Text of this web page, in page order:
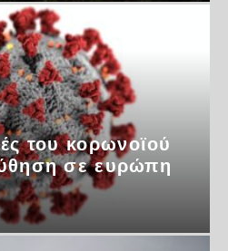
του κορωνοϊού
σε ευρώπη